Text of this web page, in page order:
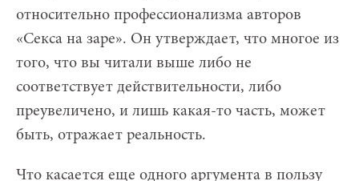
относительно профессионализма авторов
«Секса на заре». Он утверждает, что многое из
того, что вы читали выше либо не
соответствует действительности, либо
преувеличено, и лишь какая-то часть, может
быть, отражает реальность.
Что касается еще одного аргумента в пользу